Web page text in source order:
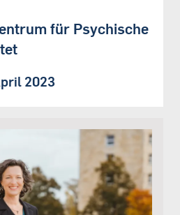
für Psychische
2023